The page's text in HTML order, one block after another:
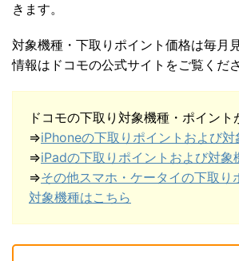
きます。
対象機種・下取りポイント価格は毎月
情報はドコモの公式サイトをご覧くださ
ドコモの下取り対象機種・ポイント
⇒iPhoneの下取りポイントおよび対
⇒iPadの下取りポイントおよび対象
⇒その他スマホ・ケータイの下取り
対象機種はこちら